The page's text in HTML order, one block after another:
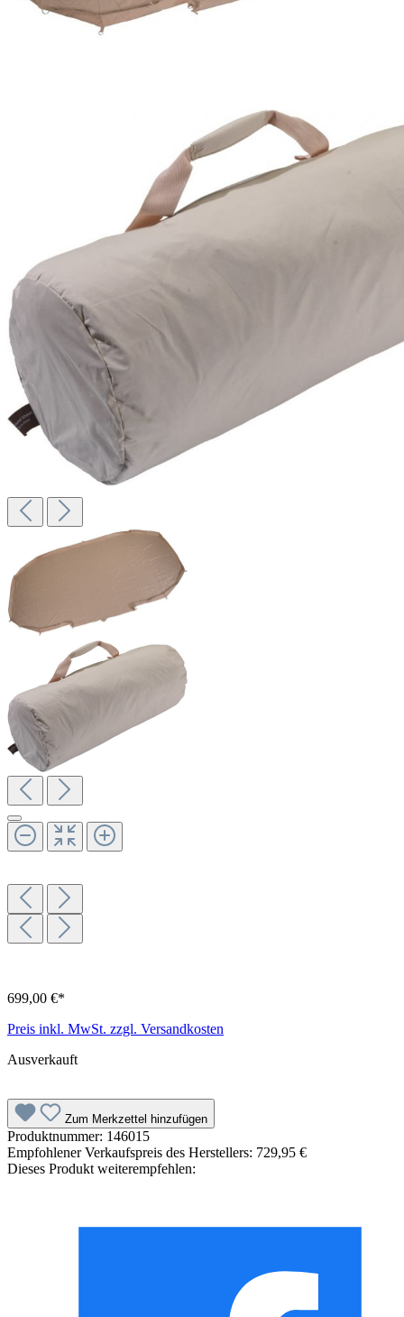
699,00 €*
Preis inkl. MwSt. zzgl. Versandkosten
Ausverkauft
Zum Merkzettel hinzufügen
Produktnummer: 146015
Empfohlener Verkaufspreis des Herstellers: 729,95 €
Dieses Produkt weiterempfehlen: